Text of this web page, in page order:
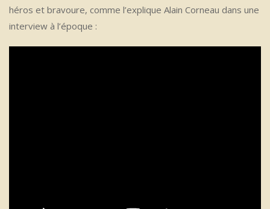
héros et bravoure, comme l’explique Alain Corneau dans une
interview à l’époque :